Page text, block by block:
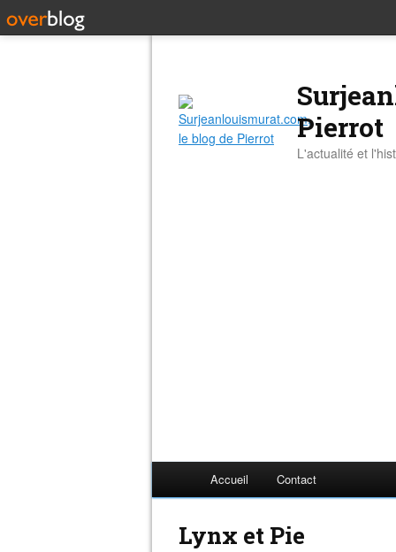
Pierrot
L'actualité et
Accueil Contact
Lynx et Pie